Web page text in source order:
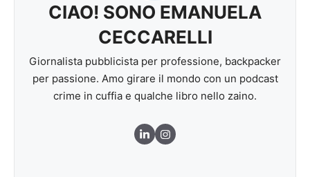
CIAO! SONO EMANUELA
CECCARELLI
Giornalista pubblicista per professione, backpacker
per passione. Amo girare il mondo con un podcast
crime in cuffia e qualche libro nello zaino.